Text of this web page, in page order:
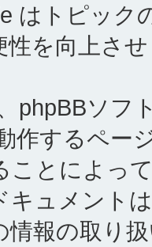
はトピック
性を向上さ
phpBBソ
作するペー
ことによっ
キュメント
情報の取り